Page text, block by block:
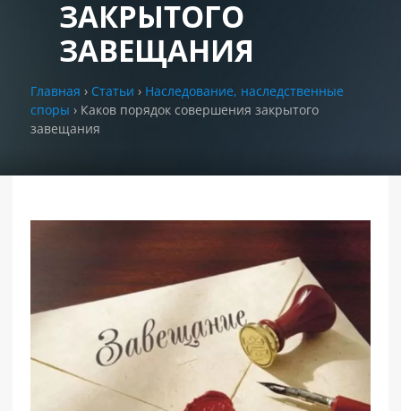
Задать вопрос
(WhatsApp)
ЗАКРЫТОГО
ЗАВЕЩАНИЯ
Главная › Статьи › Наследование, наследственные
споры › Каков порядок совершения закрытого
завещания